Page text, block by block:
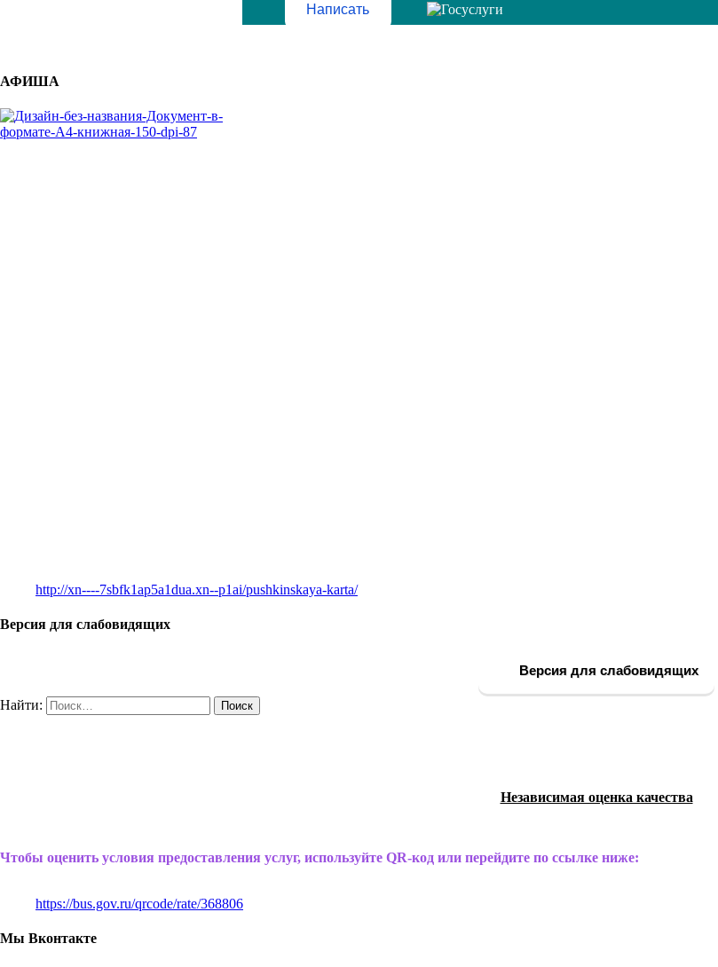
Написать
АФИША
http://xn----7sbfk1ap5a1dua.xn--p1ai/pushkinskaya-karta/
Версия для слабовидящих
Версия для слабовидящих
Найти:
Независимая оценка качества
Чтобы оценить условия предоставления услуг, используйте QR-код или перейдите по ссылке ниже:
https://bus.gov.ru/qrcode/rate/368806
Мы Вконтакте